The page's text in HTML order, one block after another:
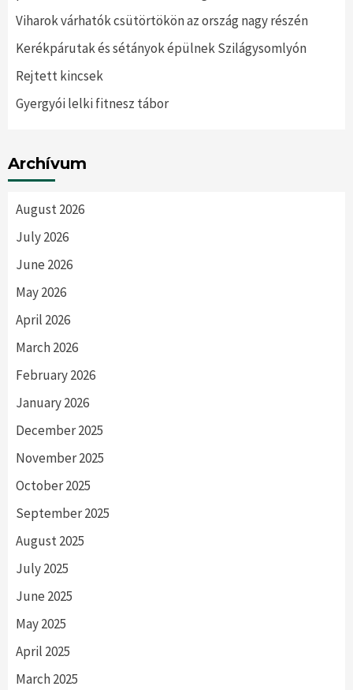
Viharok várhatók csütörtökön az ország nagy részén
Kerékpárutak és sétányok épülnek Szilágysomlyón
Rejtett kincsek
Gyergyói lelki fitnesz tábor
Archívum
August 2026
July 2026
June 2026
May 2026
April 2026
March 2026
February 2026
January 2026
December 2025
November 2025
October 2025
September 2025
August 2025
July 2025
June 2025
May 2025
April 2025
March 2025